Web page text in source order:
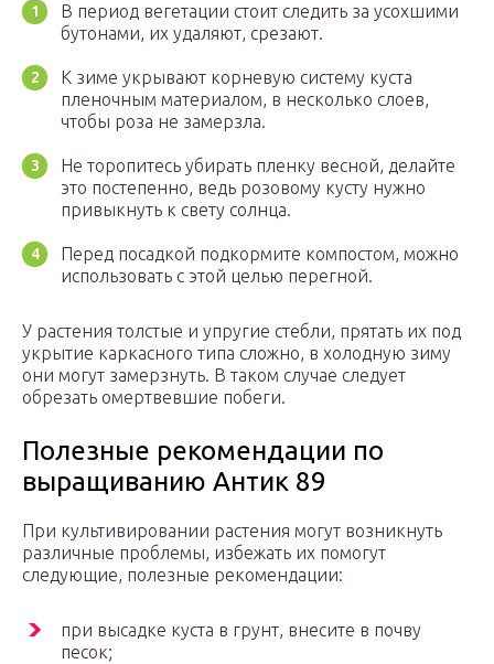
В период вегетации стоит следить за усохшими
бутонами, их удаляют, срезают.
К зиме укрывают корневую систему куста
пленочным материалом, в несколько слоев,
чтобы роза не замерзла.
Не торопитесь убирать пленку весной, делайте
это постепенно, ведь розовому кусту нужно
привыкнуть к свету солнца.
Перед посадкой подкормите компостом, можно
использовать с этой целью перегной.
У растения толстые и упругие стебли, прятать их под
укрытие каркасного типа сложно, в холодную зиму
они могут замерзнуть. В таком случае следует
обрезать омертвевшие побеги.
Полезные рекомендации по
выращиванию Антик 89
При культивировании растения могут возникнуть
различные проблемы, избежать их помогут
следующие, полезные рекомендации:
при высадке куста в грунт, внесите в почву
песок;